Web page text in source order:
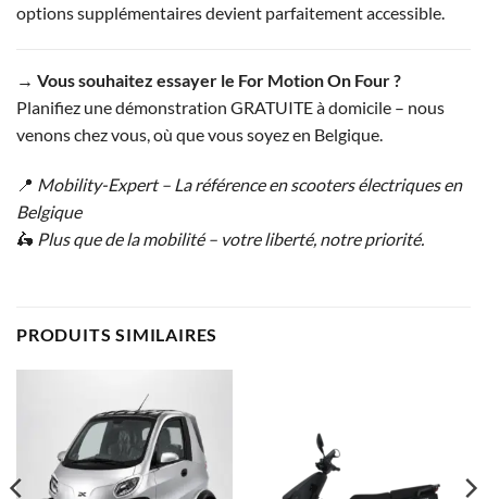
options supplémentaires devient parfaitement accessible.
→ Vous souhaitez essayer le For Motion On Four ?
Planifiez une démonstration GRATUITE à domicile – nous
venons chez vous, où que vous soyez en Belgique.
📍 Mobility-Expert – La référence en scooters électriques en
Belgique
🛵 Plus que de la mobilité – votre liberté, notre priorité.
PRODUITS SIMILAIRES